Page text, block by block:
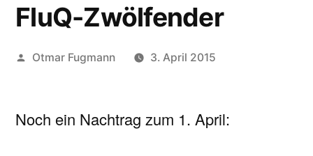
FluQ-Zwölfender
Veröffentlicht
Otmar Fugmann 3. April 2015
Noch ein Nachtrag zum 1. April: